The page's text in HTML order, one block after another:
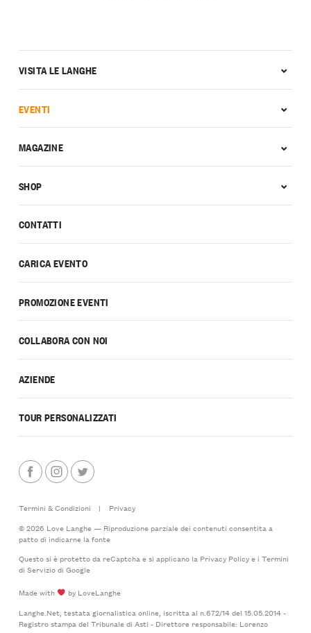
CONTATTI
CARICA EVENTO
PROMOZIONE EVENTI
COLLABORA CON NOI
AZIENDE
TOUR PERSONALIZZATI
VISITA LE LANGHE
EVENTI
MAGAZINE
SHOP
Termini & Condizioni |
Privacy
© 2026 Love Langhe — Riproduzione parziale dei contenuti consentita a
patto di indicarne la fonte
Questo si è protetto da reCaptcha e si applicano la Privacy Policye i Termini
di Serviziodi Google
Made with
by LoveLanghe
Langhe.Net, testata giornalistica online, iscritta al n.672/14 del 15.05.2014 -
Registro stampa del Tribunale di Asti - Direttore responsabile: Lorenzo